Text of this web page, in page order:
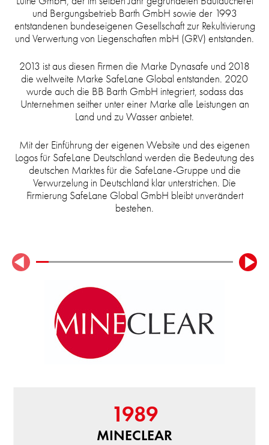
und Bergungsbetrieb Barth GmbH sowie der 1993
entstandenen bundeseigenen Gesellschaft zur Rekultivierung
und Verwertung von Liegenschaften mbH (GRV) entstanden.
2013 ist aus diesen Firmen die Marke Dynasafe und 2018
die weltweite Marke SafeLane Global entstanden. 2020
wurde auch die BB Barth GmbH integriert, sodass das
Unternehmen seither unter einer Marke alle Leistungen an
Land und zu Wasser anbietet.
Mit der Einführung der eigenen Website und des eigenen
Logos für SafeLane Deutschland werden die Bedeutung des
deutschen Marktes für die SafeLane-Gruppe und die
Verwurzelung in Deutschland klar unterstrichen. Die
Firmierung SafeLane Global GmbH bleibt unverändert
bestehen.
1989
MINECLEAR